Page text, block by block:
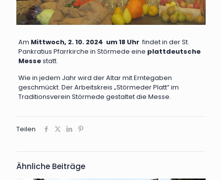
Am Mittwoch, 2. 10. 2024 um 18 Uhrfindet in der St.
Pankratius Pfarrkirche in Störmede eine plattdeutsche
Messestatt.
Wie in jedem Jahr wird der Altar mit Erntegaben
geschmückt. Der Arbeitskreis „Störmeder Platt“ im
Traditionsverein Störmede gestaltet die Messe.
Teilen
Ähnliche Beiträge